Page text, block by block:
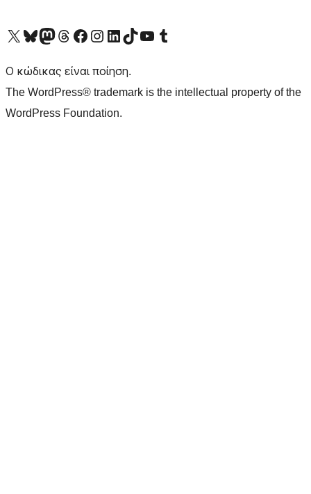
Visit our X (formerly Twitter) account
Visit our Bluesky account
Επισκεφθείτε τον λογαριασμό μας στο Mastodon
Visit our Threads account
Επισκεφτείτε τη σελίδα μας στο Facebook
Επισκεφθείτε τον λογαριασμό μας Instagram
Επισκεφθείτε τον λογαριασμό μας LinkedIn
Visit our TikTok account
Visit our YouTube channel
Visit our Tumblr account
Ο κώδικας είναι ποίηση.
The WordPress® trademark is the intellectual property of the
WordPress Foundation.